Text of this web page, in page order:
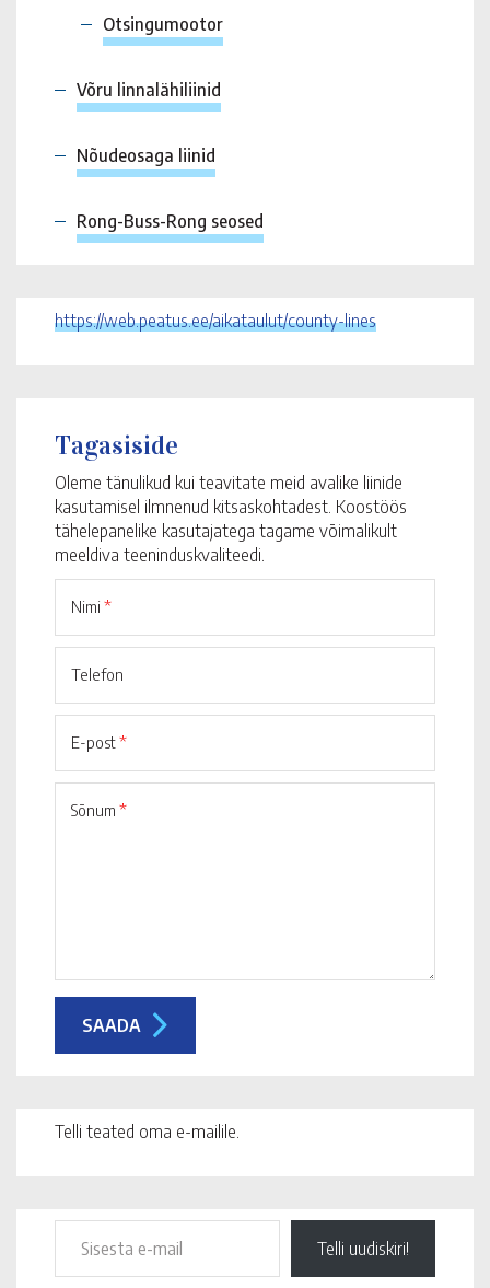
Otsingumootor
Võru linnalähiliinid
Nõudeosaga liinid
Rong-Buss-Rong seosed
https://web.peatus.ee/aikataulut/county-lines
Tagasiside
Oleme tänulikud kui teavitate meid avalike liinide
kasutamisel ilmnenud kitsaskohtadest. Koostöös
tähelepanelike kasutajatega tagame võimalikult
meeldiva teeninduskvaliteedi.
Nimi *
Telefon
E-post*
Sõnum *
Telli teated oma e-mailile.
Telli uudiskiri!